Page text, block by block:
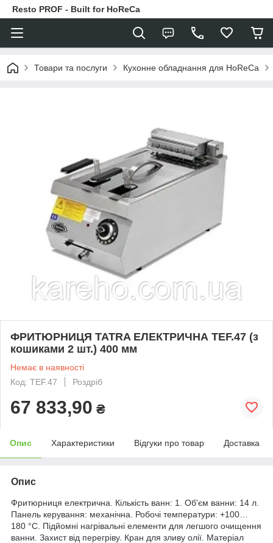
Resto PROF - Built for HoReCa
Товари та послуги Кухонне обладнання для HoReCa
ФРИТЮРНИЦЯ TATRA ЕЛЕКТРИЧНА TEF.47 (з
кошиками 2 шт.) 400 мм
Немає в наявності
Код: TEF.47
Роздріб
67 833,90 ₴
Опис Характеристики Відгуки про товар Доставка
Опис
Фритюрниця електрична. Кількість ванн: 1. Об'єм ванни: 14 л.
Панель керування: механічна. Робочі температури: +100…
180 °С. Підйомні нагрівальні елементи для легшого очищення
ванни. Захист від перегріву. Кран для зливу олії. Матеріал